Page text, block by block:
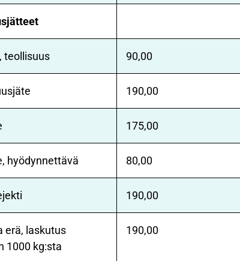
teollisuus 90,00
190,00
175,00
hyödynnettävä 80,00
190,00
erä, laskutus
1000 kg:sta
190,00